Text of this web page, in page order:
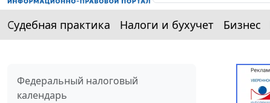
Судебная практика Налоги и бухучет Бизнес
Федеральный налоговый
календарь